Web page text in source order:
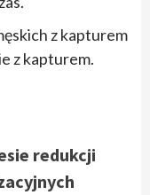
z kapturem
z kapturem.
redukcji